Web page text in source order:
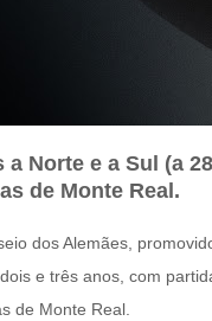
a Norte e a Sul (a
de Monte Real.
dos Alemães,
e três anos, com
de Monte Real.